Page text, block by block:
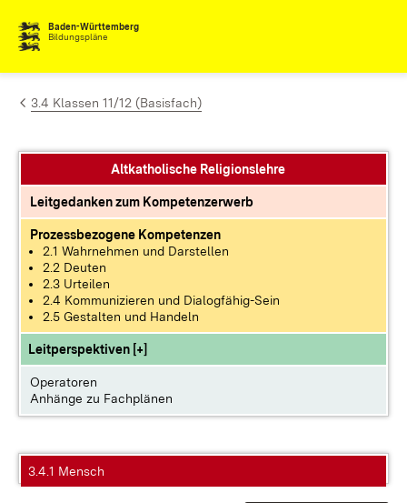
Zum Inhalt springen
Baden-Württemberg
Bildungspläne
3.4 Klassen 11/12 (Basisfach)
Altkatholische Religionslehre
Leitgedanken zum Kompetenzerwerb
Prozessbezogene Kompetenzen
2.1 Wahrnehmen und Darstellen
2.2 Deuten
2.3 Urteilen
2.4 Kommunizieren und Dialogfähig-Sein
2.5 Gestalten und Handeln
Leitperspektiven [+]
Operatoren
Anhänge zu Fachplänen
3.4.1 Mensch